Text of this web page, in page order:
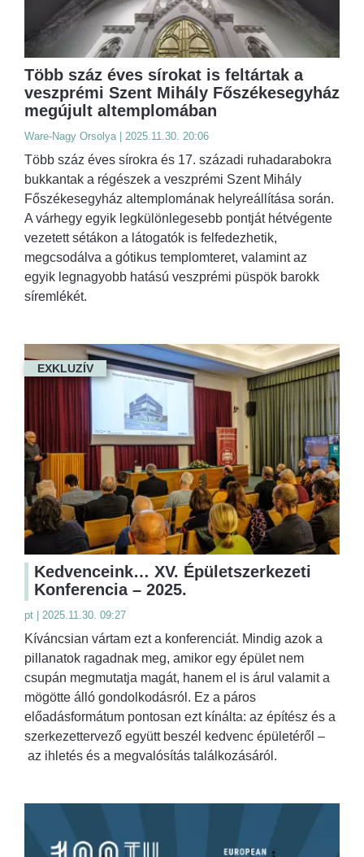
Több száz éves sírokat is feltártak a
veszprémi Szent Mihály Főszékesegyház
megújult altemplomában
Ware-Nagy Orsolya | 2025.11.30. 20:06
Több száz éves sírokra és 17. századi ruhadarabokra
bukkantak a régészek a veszprémi Szent Mihály
Főszékesegyház altemplomának helyreállítása során.
A várhegy egyik legkülönlegesebb pontját hétvégente
vezetett sétákon a látogatók is felfedezhetik,
megcsodálva a gótikus templomteret, valamint az
egyik legnagyobb hatású veszprémi püspök barokk
síremlékét.
EXKLUZÍV
Kedvenceink… XV. Épületszerkezeti
Konferencia – 2025.
pt | 2025.11.30. 09:27
Kíváncsian vártam ezt a konferenciát. Mindig azok a
pillanatok ragadnak meg, amikor egy épület nem
csupán megmutatja magát, hanem el is árul valamit a
mögötte álló gondolkodásról. Ez a páros
előadásformátum pontosan ezt kínálta: az építész és a
szerkezettervező együtt beszél kedvenc épületéről –
az ihletés és a megvalósítás találkozásáról.